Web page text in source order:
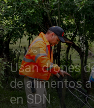
Nacionales
Usan drones
de alimentos
en SDN